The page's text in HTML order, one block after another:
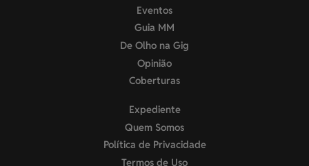
Eventos
Guia MM
De Olho na Gig
Opinião
Coberturas
Expediente
Quem Somos
Política de Privacidade
Termos de Uso